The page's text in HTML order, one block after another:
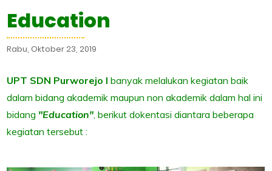
Education
Rabu, Oktober 23, 2019
UPT SDN Purworejo I banyak melalukan kegiatan baik
dalam bidang akademik maupun non akademik dalam hal ini
bidang "Education", berikut dokentasi diantara beberapa
kegiatan tersebut :